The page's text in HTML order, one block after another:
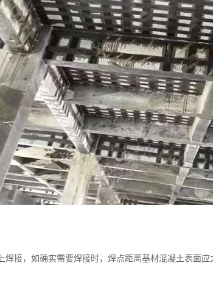
焊接，如确实需要焊接时，焊点距离基材混凝土表面